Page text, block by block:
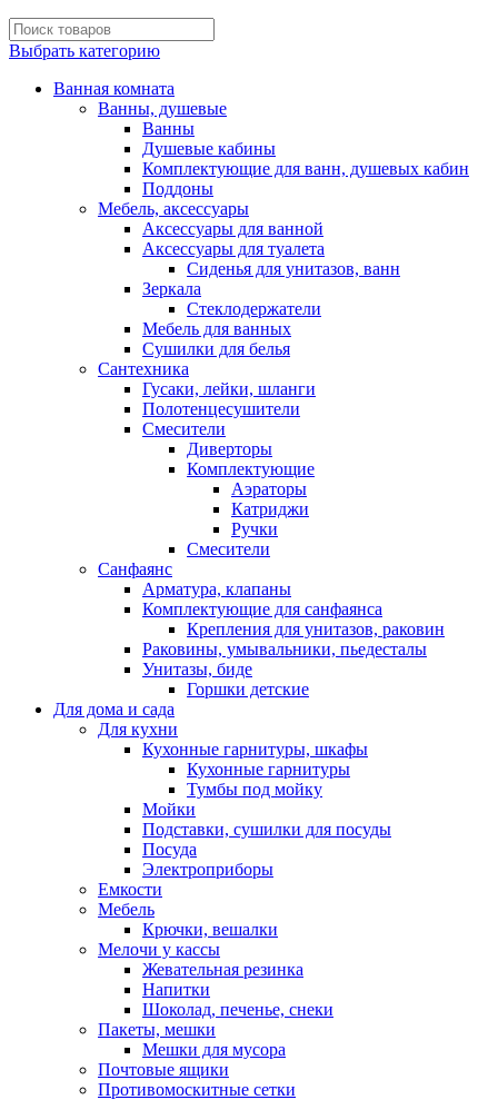
Выбрать категорию
Ванная комната
Ванны, душевые
Ванны
Душевые кабины
Комплектующие для ванн, душевых кабин
Поддоны
Мебель, аксессуары
Аксессуары для ванной
Аксессуары для туалета
Сиденья для унитазов, ванн
Зеркала
Стеклодержатели
Мебель для ванных
Сушилки для белья
Сантехника
Гусаки, лейки, шланги
Полотенцесушители
Смесители
Диверторы
Комплектующие
Аэраторы
Катриджи
Ручки
Смесители
Санфаянс
Арматура, клапаны
Комплектующие для санфаянса
Крепления для унитазов, раковин
Раковины, умывальники, пьедесталы
Унитазы, биде
Горшки детские
Для дома и сада
Для кухни
Кухонные гарнитуры, шкафы
Кухонные гарнитуры
Тумбы под мойку
Мойки
Подставки, сушилки для посуды
Посуда
Электроприборы
Емкости
Мебель
Крючки, вешалки
Мелочи у кассы
Жевательная резинка
Напитки
Шоколад, печенье, снеки
Пакеты, мешки
Мешки для мусора
Почтовые ящики
Противомоскитные сетки